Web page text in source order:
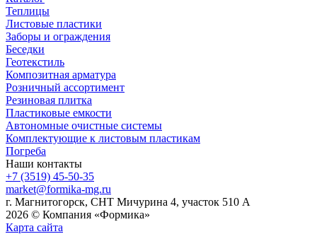
Теплицы
Листовые пластики
Заборы и ограждения
Беседки
Геотекстиль
Композитная арматура
Розничный ассортимент
Резиновая плитка
Пластиковые емкости
Автономные очистные системы
Комплектующие к листовым пластикам
Погреба
Наши контакты
+7 (3519) 45-50-35
market@formika-mg.ru
г. Магнитогорск, СНТ Мичурина 4, участок 510 А
2026 © Компания «Формика»
Карта сайта